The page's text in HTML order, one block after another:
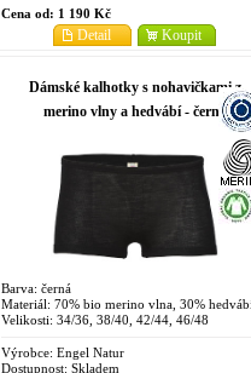
Cena od: 1 190 Kč
Koupit
Detail
Dámské kalhotky s nohavičkami z
merino vlny a hedvábí - černá
Barva: černá
Materiál: 70% bio merino vlna, 30%
Velikosti: 34/36, 38/40, 42/44, 46/48
Výrobce: Engel Natur
Dostupnost: Skladem